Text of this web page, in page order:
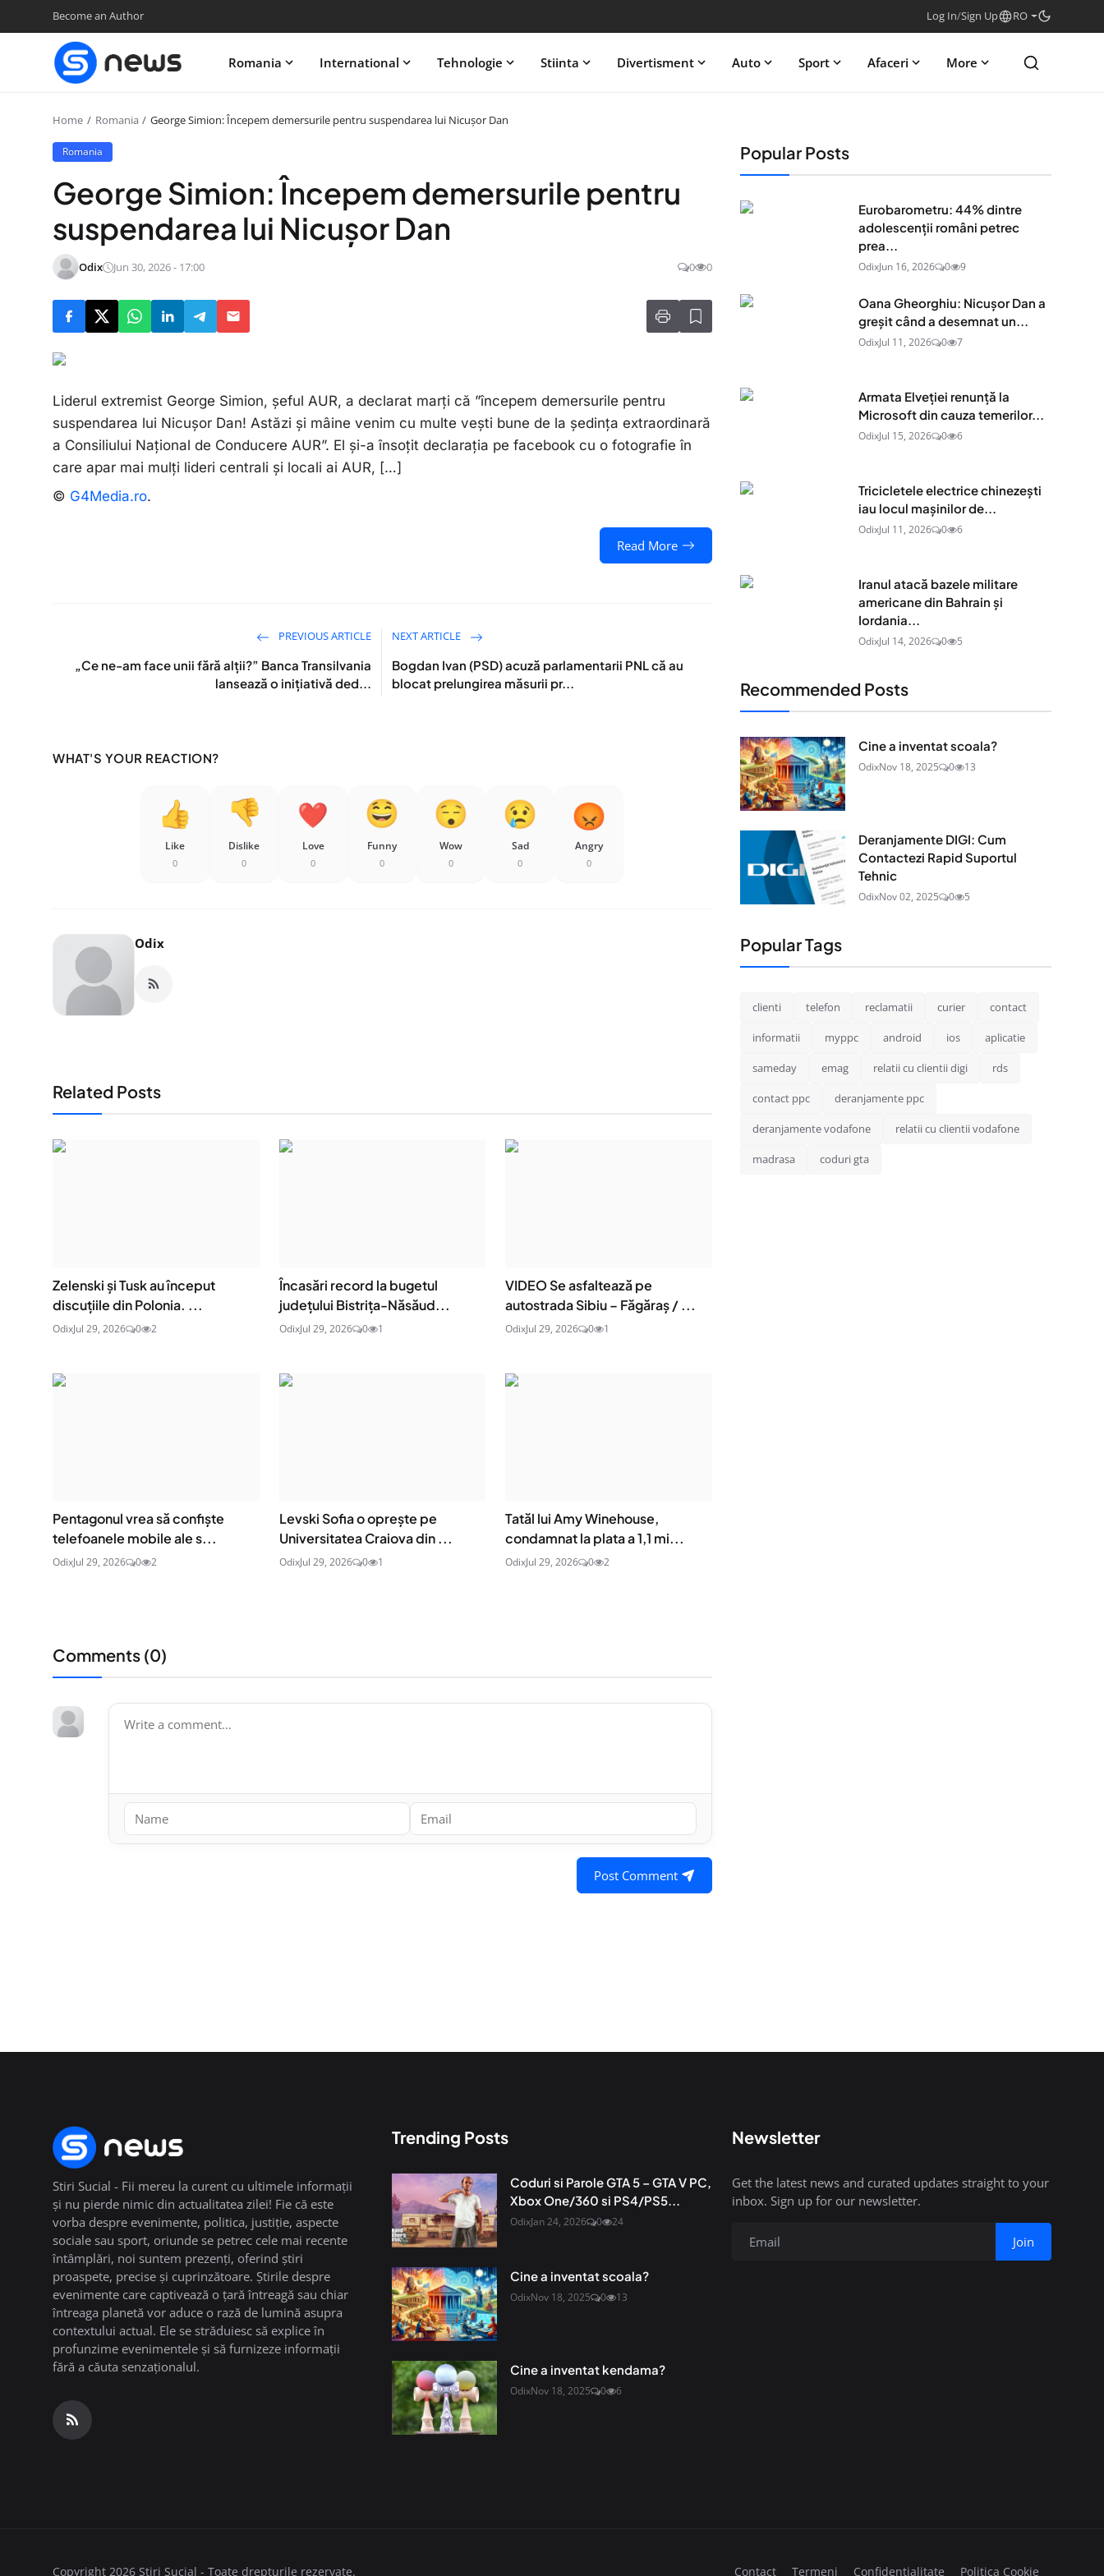
Become an Author Log In/Sign Up RO
Romania International Tehnologie Stiinta Divertisment Auto Sport Afaceri More
Home Romania George Simion: Începem demersurile pentru suspendarea lui Nicușor Dan
Romania
George Simion: Începem demersurile pentru
suspendarea lui Nicușor Dan
Odix Jun 30, 2026 - 17:00 0 0
Liderul extremist George Simion, șeful AUR, a declarat marți că ”începem demersurile pentru
suspendarea lui Nicușor Dan! Astăzi și mâine venim cu multe vești bune de la ședința extraordinară
a Consiliului Național de Conducere AUR”. El și-a însoțit declarația pe facebook cu o fotografie în
care apar mai mulți lideri centrali și locali ai AUR, […]
© G4Media.ro.
Read More
PREVIOUS ARTICLE
„Ce ne-am face unii fără alții?” Banca Transilvania
lansează o inițiativă ded...
NEXT ARTICLE
Bogdan Ivan (PSD) acuză parlamentarii PNL că au
blocat prelungirea măsurii pr...
WHAT'S YOUR REACTION?
Like
0
Dislike
0
Love
0
Funny
0
Wow
0
Sad
0
Angry
0
Odix
Related Posts
Zelenski și Tusk au început
discuțiile din Polonia. ...
OdixJul 29, 2026 0 2
Încasări record la bugetul
județului Bistrița-Năsăud...
OdixJul 29, 2026 0 1
VIDEO Se asfaltează pe
autostrada Sibiu – Făgăraș / ...
OdixJul 29, 2026 0 1
Pentagonul vrea să confiște
telefoanele mobile ale s...
OdixJul 29, 2026 0 2
Levski Sofia o oprește pe
Universitatea Craiova din ...
OdixJul 29, 2026 0 1
Tatăl lui Amy Winehouse,
condamnat la plata a 1,1 mi...
OdixJul 29, 2026 0 2
Comments (0)
Post Comment
Popular Posts
Eurobarometru: 44% dintre
adolescenţii români petrec
prea...
OdixJun 16, 2026 0 9
Oana Gheorghiu: Nicușor Dan a
greșit când a desemnat un...
OdixJul 11, 2026 0 7
Armata Elveției renunță la
Microsoft din cauza temerilor...
OdixJul 15, 2026 0 6
Tricicletele electrice chinezești
iau locul mașinilor de...
OdixJul 11, 2026 0 6
Iranul atacă bazele militare
americane din Bahrain și
Iordania...
OdixJul 14, 2026 0 5
Recommended Posts
Cine a inventat scoala?
OdixNov 18, 2025 0 13
Deranjamente DIGI: Cum
Contactezi Rapid Suportul
Tehnic
OdixNov 02, 2025 0 5
Popular Tags
clienti telefon reclamatii curier contact
informatii myppc android ios aplicatie
sameday emag relatii cu clientii digi rds
contact ppc deranjamente ppc
deranjamente vodafone relatii cu clientii vodafone
madrasa coduri gta
Stiri Sucial - Fii mereu la curent cu ultimele informații
și nu pierde nimic din actualitatea zilei! Fie că este
vorba despre evenimente, politica, justiție, aspecte
sociale sau sport, oriunde se petrec cele mai recente
întâmplări, noi suntem prezenți, oferind știri
proaspete, precise și cuprinzătoare. Știrile despre
evenimente care captivează o țară întreagă sau chiar
întreaga planetă vor aduce o rază de lumină asupra
contextului actual. Ele se străduiesc să explice în
profunzime evenimentele și să furnizeze informații
fără a căuta senzaționalul.
Trending Posts
Coduri si Parole GTA 5 – GTA V PC,
Xbox One/360 si PS4/PS5...
OdixJan 24, 2026 0 24
Cine a inventat scoala?
OdixNov 18, 2025 0 13
Cine a inventat kendama?
OdixNov 18, 2025 0 6
Newsletter
Get the latest news and curated updates straight to your
inbox. Sign up for our newsletter.
Join
Copyright 2026 Stiri Sucial - Toate drepturile rezervate. Contact Termeni Confidențialitate Politica Cookie